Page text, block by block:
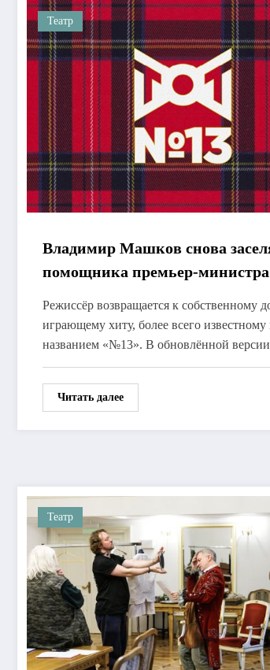
Театр
Владимир Машков снова
помощника премьер-
Режиссёр возвращается к собственному
играющему хиту, более всего известному
названием «№13». В обновлённой
Читать далее
Театр